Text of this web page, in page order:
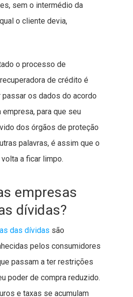
sem o intermédio da
o cliente devia,
o processo de
de crédito é
os dados do acordo
empresa, para que seu
dos órgãos de proteção
palavras, é assim que o
a ficar limpo.
empresas
dívidas?
das dívidas são
pelos consumidores
passam a ter restrições
poder de compra reduzido.
e taxas se acumulam